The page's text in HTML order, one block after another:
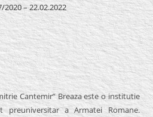
– 22.02.2022
Cantemir” Breaza este o institutie
preuniversitar a Armatei Romane.